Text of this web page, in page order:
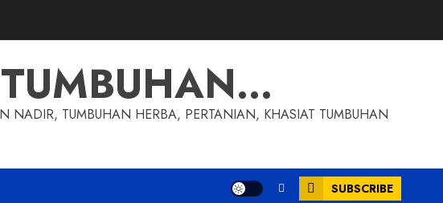
TUMBUHAN HERBA, PERTANIAN, KHASIAT TUMBUHAN
SUBSCRIBE